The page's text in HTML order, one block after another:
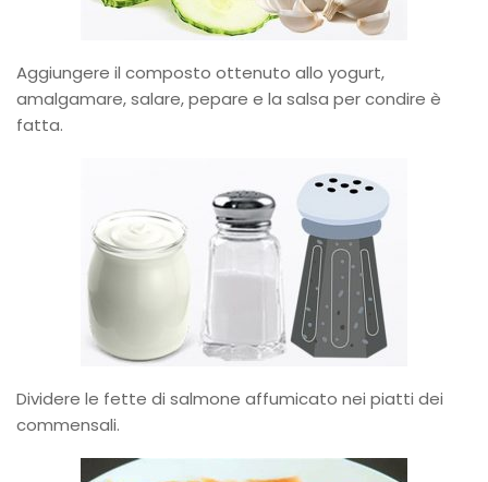
Aggiungere il composto ottenuto allo yogurt,
amalgamare, salare, pepare e la salsa per condire è
fatta.
Dividere le fette di salmone affumicato nei piatti dei
commensali.